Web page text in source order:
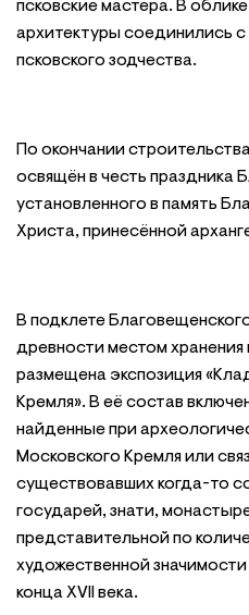
псковские мастера. В
архитектуры соединились
псковского зодчества.
По окончании
освящён в честь праздника
установленного в память
Христа, принесённой
В подклете
древности местом хранения
размещена экспозиция
Кремля». В её состав
найденные при
Московского Кремля или
существовавших когда-то
государей, знати,
представительной по
художественной
конца ХVII века.